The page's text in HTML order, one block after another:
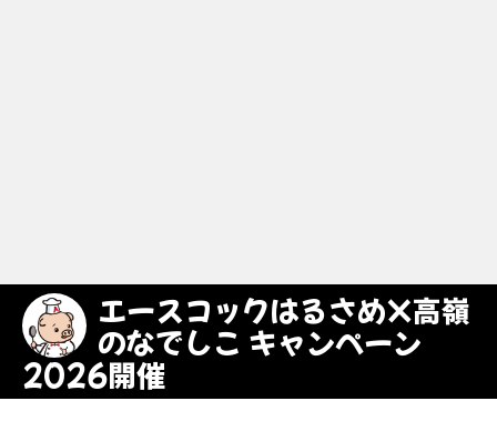
エースコックはるさめ×高嶺
のなでしこ キャンペーン
2026開催